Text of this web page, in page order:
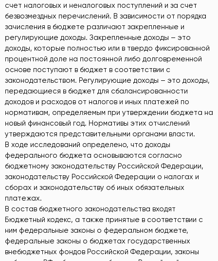
счет налоговых и неналоговых поступлений и за счет
безвозмездных перечислений. В зависимости от порядка
зачисления в бюджете различают закрепленные и
регулирующие доходы. Закрепленные доходы – это
доходы, которые полностью или в твердо фиксированной
процентной доле на постоянной либо долговременной
основе поступают в бюджет в соответствии с
законодательством. Регулирующие доходы – это доходы,
передающиеся в бюджет для сбалансированности
доходов и расходов от налогов и иных платежей по
нормативам, определяемым при утверждении бюджета на
новый финансовый год. Нормативы этих отчислений
утверждаются представительными органами власти.
В ходе исследований определено, что доходы
федерального бюджета основываются согласно
бюджетному законодательству Российской Федерации,
законодательству Российской Федерации о налогах и
сборах и законодательству об иных обязательных
платежах.
В состав бюджетного законодательства входят
Бюджетный кодекс, а также принятые в соответствии с
ним федеральные законы о федеральном бюджете,
федеральные законы о бюджетах государственных
внебюджетных фондов Российской Федерации, законы